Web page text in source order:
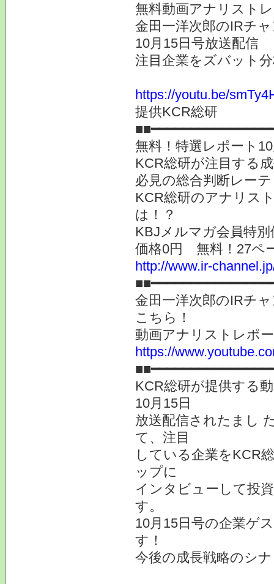
無料動画アナリスト
金田一洋次郎のIRチ
10月15日号放送配信
注目企業をズバット
https://youtu.be/
提供KCR総研
無料！特選レポート
KCR総研が注目する
必見の総合判断レー
KCR総研のアナリス
は！？
KBJメルマガ会員特別
価格0円 無料！27ペ
http://www.ir-
金田一洋次郎のIRチ
こちら！
動画アナリストレポ
https://
KCR総研が提供する
10月15日
放送配信されたまし
て、注目
している企業をKCR
ップに
インタビューして投
す。
10月15日号の企業ゲ
す！
今後の成長戦略のシ